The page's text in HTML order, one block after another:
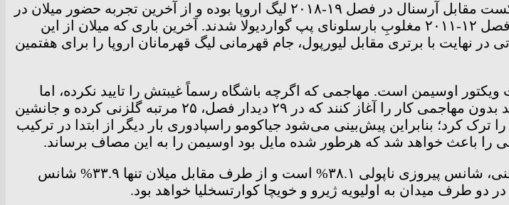
آخرین تجربه یک چهارم نهایی ناپولی در یک رقابت اروپایی، همراه با قبول شکست مقابل آرسنال در فصل ۱۹-۲۰۱۸ لیگ اروپا بوده و از آخرین تجربه حضور میلان در
یک چهارم نهایی لیگ قهرمانان اروپا ۱۱ سال می‌گذرد؛ جایی که روسونری در فصل ۱۲-۲۰۱۱ مغلوبِ بارسلونای پپ گواردیولا شدند. آخرین باری که میلان از این
که تیمِ جذاب آنچلوتی در نهایت با برتری مقابل لیورپول، جام قهرمانی لیگ قهرمانان اروپا را برای هفتمین
ویکتور اوسیمن است. مهاجمی که اگرچه باشگاه رسماً غیبتش را تایید نکرده، اما
پیش‌بینی نمی‌شود برای مصاف با میلان حاضر باشد و ناپولی در سن‌سیرو، باید بدون مهاجمی کار را آغاز کنند که در ۲۹ دیدار فصل، ۲۵ مرتبه گلزنی کرده و جانشین
ترک کرد؛ بنابراین پیش‌بینی می‌شود جیاکومو راسپادوری بار دیگر از ابتدا در ترکیب
در این دیدار که طبق پیش‌بینی هوش مصنوعی و محاسبه آمار مبتنی بر داده فنی، شانس پیروزی ناپولی ۳۸.۱% است و از طرف مقابل میلان تنها ۳۳.۹% شانس
دو طرف میدان به اولیویه ژیرو و خویچا کوارتسخلیا خواهد بود.